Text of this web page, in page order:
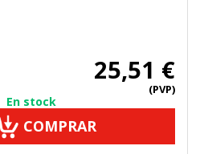
25,51 €
(PVP)
En stock
COMPRAR